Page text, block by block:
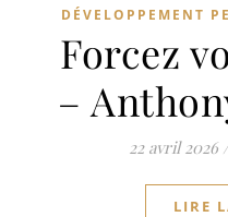
DÉVELOPPEMENT
Forcez
–
22 avril 2026 /
LIRE